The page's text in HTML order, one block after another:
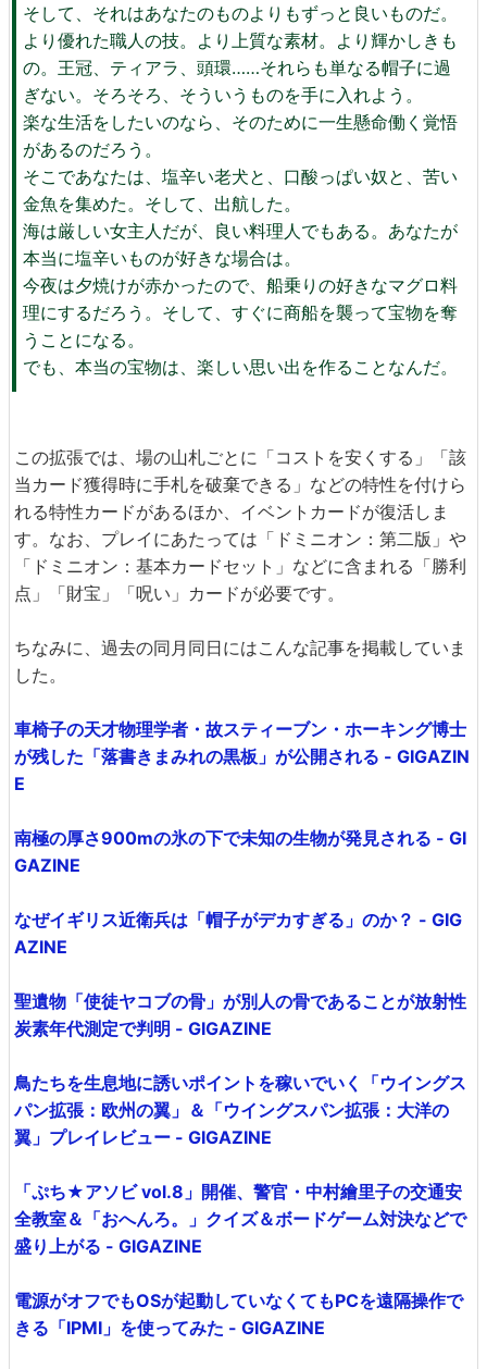
そして、それはあなたのものよりもずっと良いものだ。
より優れた職人の技。より上質な素材。より輝かしきも
の。王冠、ティアラ、頭環……それらも単なる帽子に過
ぎない。そろそろ、そういうものを手に入れよう。
楽な生活をしたいのなら、そのために一生懸命働く覚悟
があるのだろう。
そこであなたは、塩辛い老犬と、口酸っぱい奴と、苦い
金魚を集めた。そして、出航した。
海は厳しい女主人だが、良い料理人でもある。あなたが
本当に塩辛いものが好きな場合は。
今夜は夕焼けが赤かったので、船乗りの好きなマグロ料
理にするだろう。そして、すぐに商船を襲って宝物を奪
うことになる。
でも、本当の宝物は、楽しい思い出を作ることなんだ。
この拡張では、場の山札ごとに「コストを安くする」「該
当カード獲得時に手札を破棄できる」などの特性を付けら
れる特性カードがあるほか、イベントカードが復活しま
す。なお、プレイにあたっては「ドミニオン：第二版」や
「ドミニオン：基本カードセット」などに含まれる「勝利
点」「財宝」「呪い」カードが必要です。
ちなみに、過去の同月同日にはこんな記事を掲載していま
した。
車椅子の天才物理学者・故スティーブン・ホーキング博士
が残した「落書きまみれの黒板」が公開される - GIGAZIN
E
南極の厚さ900mの氷の下で未知の生物が発見される - GI
GAZINE
なぜイギリス近衛兵は「帽子がデカすぎる」のか？ - GIG
AZINE
聖遺物「使徒ヤコブの骨」が別人の骨であることが放射性
炭素年代測定で判明 - GIGAZINE
鳥たちを生息地に誘いポイントを稼いでいく「ウイングス
パン拡張：欧州の翼」＆「ウイングスパン拡張：大洋の
翼」プレイレビュー - GIGAZINE
「ぷち★アソビ vol.8」開催、警官・中村繪里子の交通安
全教室＆「おへんろ。」クイズ＆ボードゲーム対決などで
盛り上がる - GIGAZINE
電源がオフでもOSが起動していなくてもPCを遠隔操作で
きる「IPMI」を使ってみた - GIGAZINE